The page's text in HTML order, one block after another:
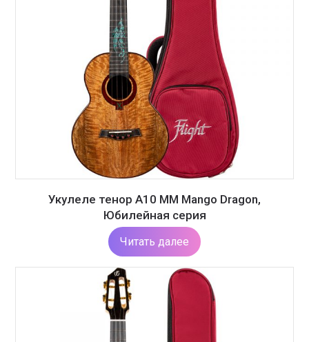
Укулеле тенор A10 MM Mango Dragon,
Юбилейная серия
Читать далее